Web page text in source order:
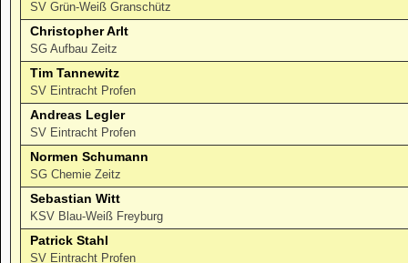
SV Grün-Weiß Granschütz
Christopher Arlt
SG Aufbau Zeitz
Tim Tannewitz
SV Eintracht Profen
Andreas Legler
SV Eintracht Profen
Normen Schumann
SG Chemie Zeitz
Sebastian Witt
KSV Blau-Weiß Freyburg
Patrick Stahl
SV Eintracht Profen